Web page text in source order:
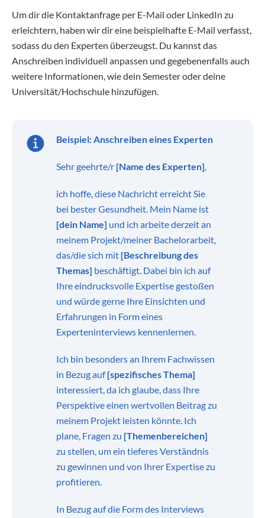
Um dir die Kontaktanfrage per E-Mail oder LinkedIn zu
erleichtern, haben wir dir eine beispielhafte E-Mail verfasst,
sodass du den Experten überzeugst. Du kannst das
Anschreiben individuell anpassen und gegebenenfalls auch
weitere Informationen, wie dein Semester oder deine
Universität/Hochschule hinzufügen.
Beispiel: Anschreiben eines Experten
Sehr geehrte/r [Name des Experten],
ich hoffe, diese Nachricht erreicht Sie
bei bester Gesundheit. Mein Name ist
[dein Name] und ich arbeite derzeit an
meinem Projekt/meiner Bachelorarbeit,
das/die sich mit [Beschreibung des
Themas] beschäftigt. Dabei bin ich auf
Ihre eindrucksvolle Expertise gestoßen
und würde gerne Ihre Einsichten und
Erfahrungen in Form eines
Experteninterviews kennenlernen.
Ich bin besonders an Ihrem Fachwissen
in Bezug auf[spezifisches Thema]
interessiert, da ich glaube, dass Ihre
Perspektive einen wertvollen Beitrag zu
meinem Projekt leisten könnte. Ich
plane, Fragen zu [Themenbereichen]
zu stellen, um ein tieferes Verständnis
zu gewinnen und von Ihrer Expertise zu
profitieren.
In Bezug auf die Form des Interviews